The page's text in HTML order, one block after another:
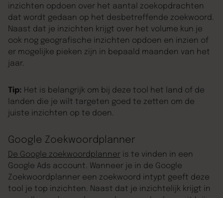
inzichten opdoen over het aantal zoekopdrachten
dat wordt gedaan op het desbetreffende zoekwoord.
Naast dat je inzichten krijgt over het volume kun je
ook nog geografische inzichten opdoen en inzien of
er mogelijke pieken zijn in bepaald maanden van het
jaar.
Tip: Het is belangrijk om bij deze tool het land of de
landen die je wilt targeten goed te zetten om de
juiste inzichten op te doen.
Google Zoekwoordplanner
De Google zoekwoordplanneris te vinden in een
Google Ads account. Wanneer je in de Google
Zoekwoordplanner een zoekwoord intypt geeft deze
tool je top inzichten. Naast dat je inzichtelijk krijgt in